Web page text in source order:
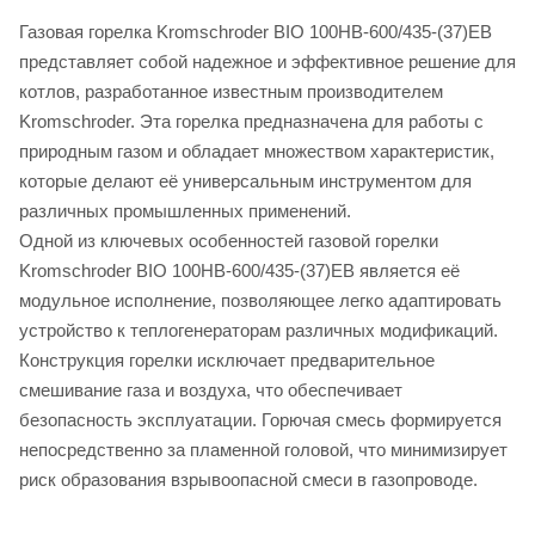
Газовая горелка Kromschroder BIO 100HB-600/435-(37)EB
представляет собой надежное и эффективное решение для
котлов, разработанное известным производителем
Kromschroder. Эта горелка предназначена для работы с
природным газом и обладает множеством характеристик,
которые делают её универсальным инструментом для
различных промышленных применений.
Одной из ключевых особенностей газовой горелки
Kromschroder BIO 100HB-600/435-(37)EB является её
модульное исполнение, позволяющее легко адаптировать
устройство к теплогенераторам различных модификаций.
Конструкция горелки исключает предварительное
смешивание газа и воздуха, что обеспечивает
безопасность эксплуатации. Горючая смесь формируется
непосредственно за пламенной головой, что минимизирует
риск образования взрывоопасной смеси в газопроводе.